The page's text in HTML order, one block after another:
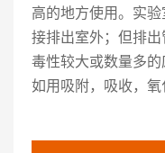
高的地方使用。实
接排出室外；但排
毒性较大或数量多
如用吸附，吸收，